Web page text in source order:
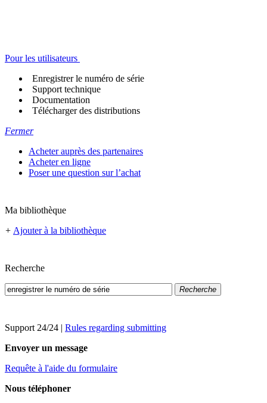
Pour les utilisateurs
Enregistrer le numéro de série
Support technique
Documentation
Télécharger des distributions
Fermer
Acheter auprès des partenaires
Acheter en ligne
Poser une question sur l’achat
Ma bibliothèque
+ Ajouter à la bibliothèque
Recherche
Recherche
Support 24/24 | Rules regarding submitting
Envoyer un message
Requête à l'aide du formulaire
Nous téléphoner